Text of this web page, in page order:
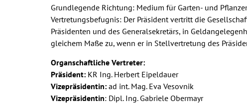
Grundlegende Richtung: Medium für Garten- und
Vertretungsbefugnis: Der Präsident vertritt die
Präsidenten und des Generalsekretärs, in
gleichem Maße zu, wenn er in Stellvertretung des
Organschaftliche Vertreter:
Präsident: KR Ing. Herbert Eipeldauer
Vizepräsidentin: ad int. Mag. Eva Vesovnik
Vizepräsidentin: Dipl. Ing. Gabriele Obermayr